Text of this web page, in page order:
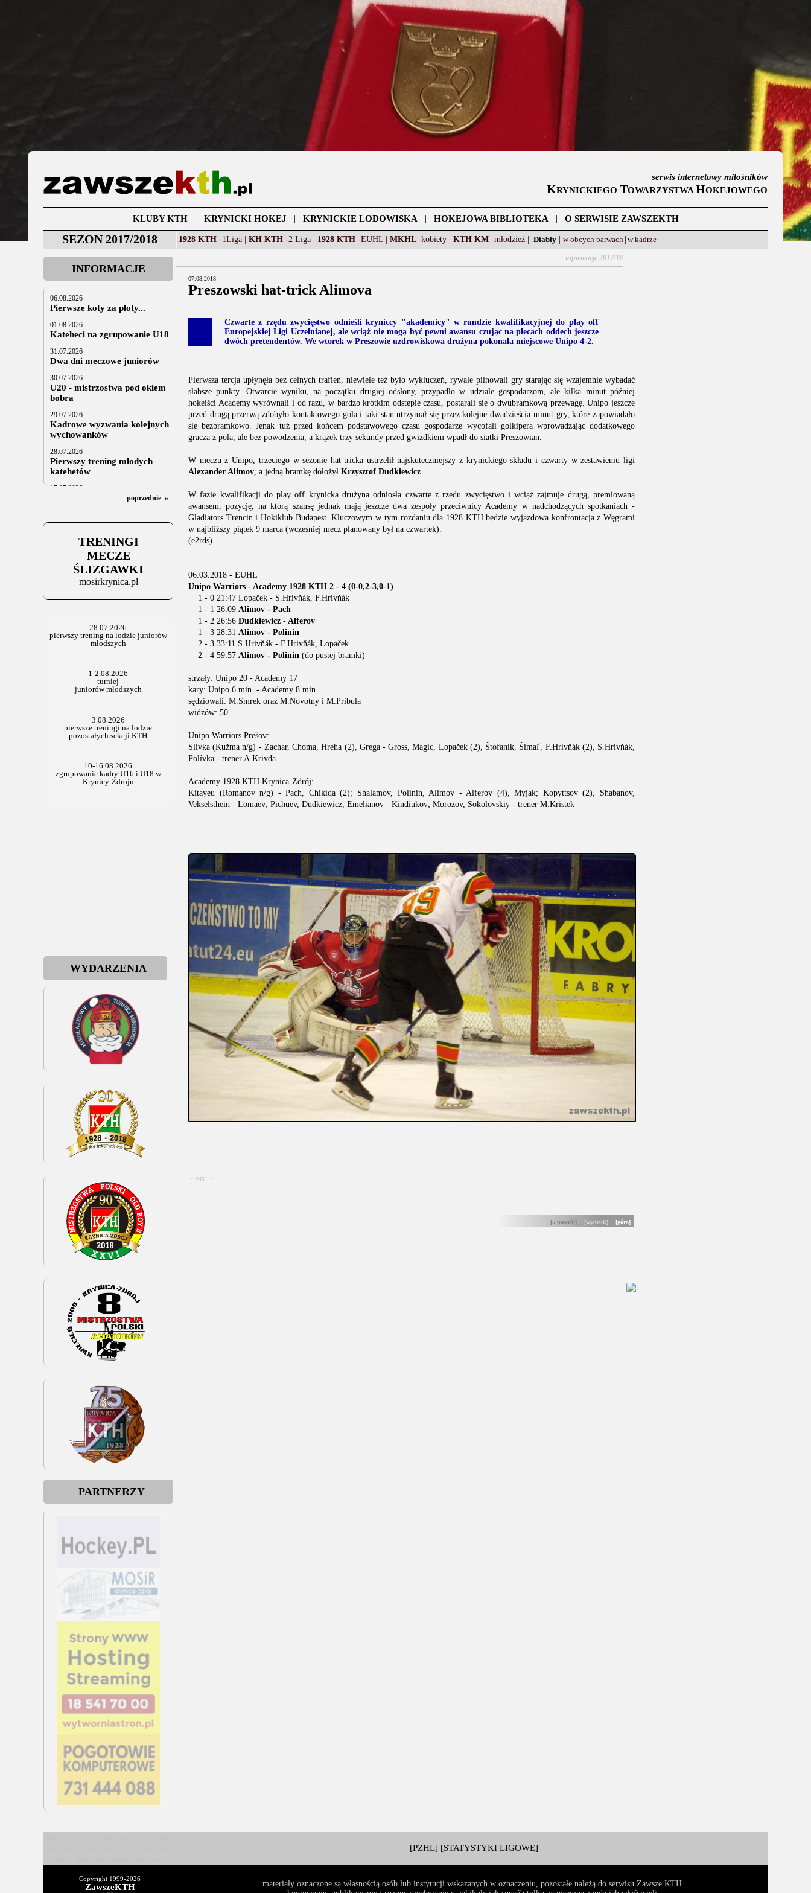
serwis internetowy miłośników
KRYNICKIEGO TOWARZYSTWA HOKEJOWEGO
KLUBY KTH| KRYNICKI HOKEJ | KRYNICKIE LODOWISKA | HOKEJOWA BIBLIOTEKA | O SERWISIE ZAWSZEKTH
SEZON 2017/2018 1928 KTH -1Liga | KH KTH -2 Liga | 1928 KTH -EUHL | MKHL -kobiety | KTH KM -młodzież || Diabły w obcych barwach w kadrze
INFORMACJE
06.08.2026
Pierwsze koty za płoty...
01.08.2026
Kateheci na zgrupowanie U18
31.07.2026
Dwa dni meczowe juniorów
30.07.2026
U20 - mistrzostwa pod okiem
bobra
29.07.2026
Kadrowe wyzwania kolejnych
wychowanków
28.07.2026
Pierwszy trening młodych
katehetów
17.07.2026
U20: z kraju i z zagranicy
Za trzy tygodnie na lód
06.07.2025
Stowarzyszenie po Walnym
poprzednie »
TRENINGI
MECZE
ŚLIZGAWKI
mosirkrynica.pl
WYDARZENIA
PARTNERZY
informacje 2017/18
07.08.2018
Preszowski hat-trick Alimova
Czwarte z rzędu zwycięstwo odnieśli kryniccy "akademicy" w rundzie kwalifikacyjnej do play off
Europejskiej Ligi Uczelnianej, ale wciąż nie mogą być pewni awansu czując na plecach oddech jeszcze
dwóch pretendentów. We wtorek w Preszowie uzdrowiskowa drużyna pokonała miejscowe Unipo 4-2.
Pierwsza tercja upłynęła bez celnych trafień, niewiele też było wykluczeń, rywale pilnowali gry starając się wzajemnie wybadać
słabsze punkty. Otwarcie wyniku, na początku drugiej odsłony, przypadło w udziale gospodarzom, ale kilka minut później
hokeiści Academy wyrównali i od razu, w bardzo krótkim odstępie czasu, postarali się o dwubramkową przewagę. Unipo jeszcze
przed drugą przerwą zdobyło kontaktowego gola i taki stan utrzymał się przez kolejne dwadzieścia minut gry, które zapowiadało
się bezbramkowo. Jenak tuż przed końcem podstawowego czasu gospodarze wycofali golkipera wprowadzając dodatkowego
gracza z pola, ale bez powodzenia, a krążek trzy sekundy przed gwizdkiem wpadł do siatki Preszowian.
W meczu z Unipo, trzeciego w sezonie hat-tricka ustrzelił najskuteczniejszy z krynickiego składu i czwarty w zestawieniu ligi
Alexander Alimov, a jedną bramkę dołożył Krzysztof Dudkiewicz.
W fazie kwalifikacji do play off krynicka drużyna odniosła czwarte z rzędu zwycięstwo i wciąż zajmuje drugą, premiowaną
awansem, pozycję, na którą szansę jednak mają jeszcze dwa zespoły przeciwnicy Academy w nadchodzących spotkaniach -
Gladiators Trencin i Hokiklub Budapest. Kluczowym w tym rozdaniu dla 1928 KTH będzie wyjazdowa konfrontacja z Węgrami
w najbliższy piątek 9 marca (wcześniej mecz planowany był na czwartek).
(e2rds)
06.03.2018 - EUHL
Unipo Warriors - Academy 1928 KTH 2 - 4 (0-0,2-3,0-1)
1 - 0 21:47 Lopaček - S.Hrivňák, F.Hrivňák
1 - 1 26:09 Alimov - Pach
1 - 2 26:56 Dudkiewicz - Alferov
1 - 3 28:31 Alimov - Polinin
2 - 3 33:11 S.Hrivňák - F.Hrivňák, Lopaček
2 - 4 59:57 Alimov - Polinin (do pustej bramki)
strzały: Unipo 20 - Academy 17
kary: Unipo 6 min. - Academy 8 min.
sędziowali: M.Smrek oraz M.Novotny i M.Pribula
widzów: 50
Unipo Warriors Prešov:
Slivka (Kužma n/g) - Zachar, Choma, Hreha (2), Grega - Gross, Magic, Lopaček (2), Štofaník, Šimaľ, F.Hrivňák (2), S.Hrivňák,
Polívka - trener A.Krivda
Academy 1928 KTH Krynica-Zdrój:
Kitayeu (Romanov n/g) - Pach, Chikida (2); Shalamov, Polinin, Alimov - Alferov (4), Myjak; Kopyttsov (2), Shabanov,
Vekselsthein - Lomaev; Pichuev, Dudkiewicz, Emelianov - Kindiukov; Morozov, Sokolovskiy - trener M.Kristek
-= 2451 =-
[« powrót] [wydruk] [góra]
[PZHL] [STATYSTYKI LIGOWE]
Copyright 1999-2026
ZawszeKTH
materiały oznaczone są własnością osób lub instytucji wskazanych w oznaczeniu, pozostałe należą do serwisu Zawsze KTH